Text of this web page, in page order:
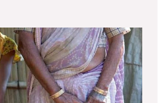
a más de 100.000
del programa BOL-001-M
de Cooperación para
en América Latina y el
con la colaboración del